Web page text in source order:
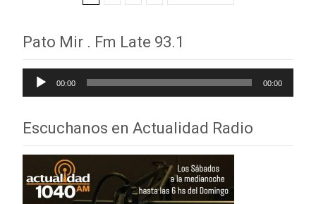
de
entradas
Pato Mir . Fm Late 93.1
Reproductor
de
00:00 00:00
Escuchanos en Actualidad Radio